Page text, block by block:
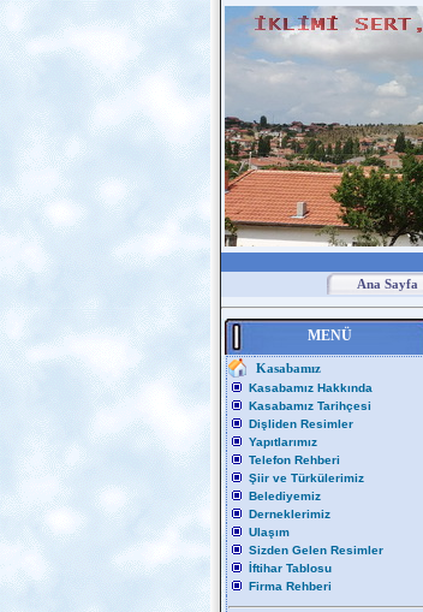
Ana Sayfa
MENÜ
Kasabamız
Kasabamız Hakkında
Kasabamız Tarihçesi
Dişliden Resimler
Yapıtlarımız
Telefon Rehberi
Şiir ve Türkülerimiz
Belediyemiz
Derneklerimiz
Ulaşım
Sizden Gelen Resimler
İftihar Tablosu
Firma Rehberi